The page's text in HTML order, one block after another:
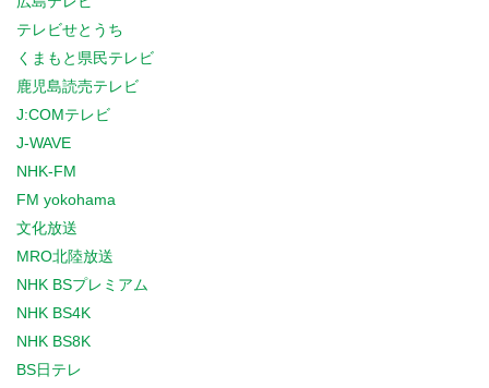
テレビせとうち
くまもと県民テレビ
鹿児島読売テレビ
J:COMテレビ
J-WAVE
NHK-FM
FM yokohama
文化放送
MRO北陸放送
NHK BSプレミアム
NHK BS4K
NHK BS8K
BS日テレ